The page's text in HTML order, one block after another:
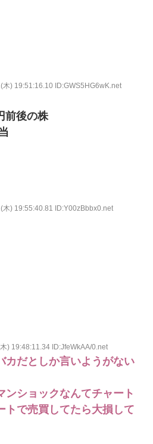
木) 19:51:16.10 ID:GWS5HG6wK.net
前後の株
木) 19:55:40.81 ID:Y00zBbbx0.net
) 19:48:11.34 ID:JfeWkAA/0.net
カだとしか言いようがない
ンショックなんてチャート
トで売買してたら大損して